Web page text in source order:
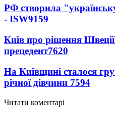
РФ створила
- ISW9159
Київ про рішення
прецедент7620
На Київщині сталося
річної дівчини 7594
Читати коментарі